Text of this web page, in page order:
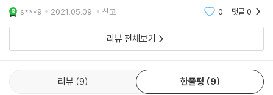
사리사욕을 위해 소환되는 사람도 있다. 결과 지구인은 이
세계인들로 인해 언제나 고통을 받는다. 미완성인 인격의
s***9 2021.05.09. 신고 0 댓글0
리뷰 전체보기
리뷰 9 한줄평 9